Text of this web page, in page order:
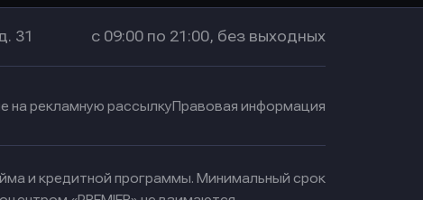
31 с 09:00 по 21:00, без выходных
на рекламную рассылкуПравовая информация
и кредитной программы. Минимальный срок